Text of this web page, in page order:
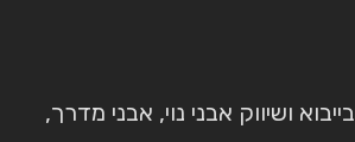
ושיווק אבני נוי, אבני מדרך,